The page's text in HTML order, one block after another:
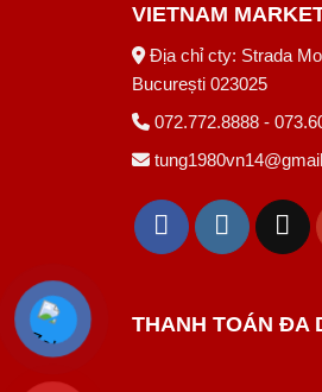
VIETNAM
Địa chỉ cty: Strada
București 023025
072.772.8888 -
THANH TOÁN ĐA